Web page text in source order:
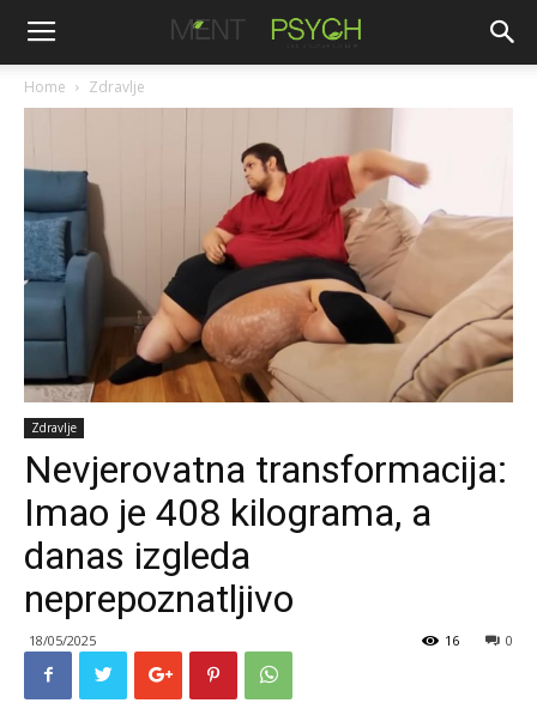
Home Zdravlje
Zdravlje
Nevjerovatna transformacija:
Imao je 408 kilograma, a
danas izgleda
neprepoznatljivo
18/05/2025 0
16